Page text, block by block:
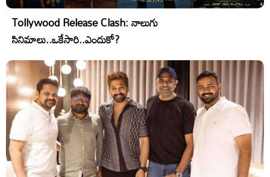
Tollywood Release Clash: నాలుగు
సినిమాలు..ఒకేసారి..ఎందుకో?